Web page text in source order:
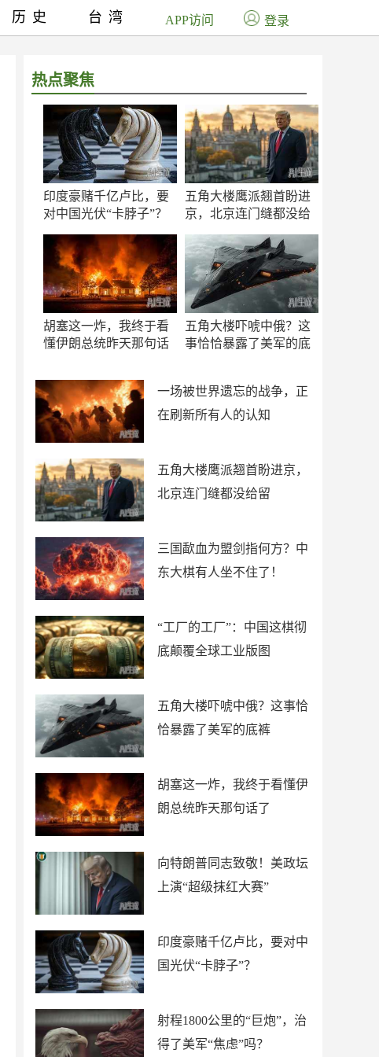
热点聚焦
印度豪赌千亿卢比，要
对中国光伏“卡脖子”？
五角大楼鹰派翘首盼进
京，北京连门缝都没给
胡塞这一炸，我终于看
懂伊朗总统昨天那句话
五角大楼吓唬中俄？这
事恰恰暴露了美军的底
一场被世界遗忘的战争，正
在刷新所有人的认知
五角大楼鹰派翘首盼进京，
北京连门缝都没给留
三国歃血为盟剑指何方？中
东大棋有人坐不住了！
“工厂的工厂”：中国这棋彻
底颠覆全球工业版图
五角大楼吓唬中俄？这事恰
恰暴露了美军的底裤
胡塞这一炸，我终于看懂伊
朗总统昨天那句话了
向特朗普同志致敬！美政坛
上演“超级抹红大赛”
印度豪赌千亿卢比，要对中
国光伏“卡脖子”？
射程1800公里的“巨炮”，治
得了美军“焦虑”吗？
历史 台湾 APP访问 登录